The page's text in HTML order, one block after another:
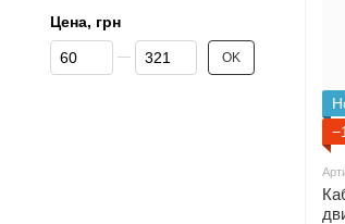
Цена, грн
От Цена, грн
До Цена, грн OK